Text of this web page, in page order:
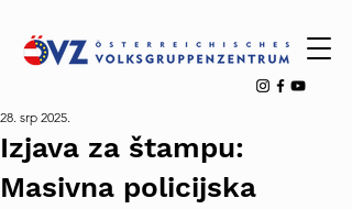
Izjava za štampu:
Masivna policijska
28. srp 2025.